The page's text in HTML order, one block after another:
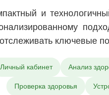
и
ключевые
Личный кабинет Анализ
Проверка здоровья